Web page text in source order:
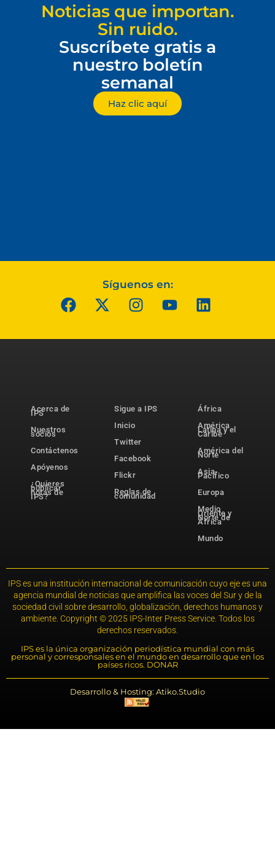
Noticias que importan.
Sin ruido.
Suscríbete gratis a
nuestro boletín
semanal
Haz clic aquí
Síguenos en:
Acerca de
IPS
Nuestros
socios
Contáctenos
Apóyenos
¿Quieres
publicar
notas de
IPS?
Sigue a IPS
Inicio
Twitter
Facebook
Flickr
Reglas de
comunidad
África
América
Latina y el
Caribe
América del
Norte
Asia-
Pacífico
Europa
Medio
Oriente y
Norte de
África
Mundo
IPS es una institución internacional de comunicación cuyo eje es una
agencia mundial de noticias que amplifica las voces del Sur y de la
sociedad civil sobre desarrollo, globalización, derechos humanos y
ambiente. Copyright © 2025 IPS-Inter Press Service. Todos los
derechos reservados.
IPS es la única organización periodística mundial con más
personal y corresponsales en el mundo en desarrollo que en los
países ricos. DONAR
Desarrollo & Hosting: Atiko.Studio